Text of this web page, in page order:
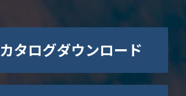
カタログダウンロード